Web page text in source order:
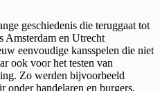
geschiedenis die teruggaat tot
Amsterdam en Utrecht
eenvoudige kansspelen die niet
ook voor het testen van
Zo werden bijvoorbeeld
onder handelaren en burgers,